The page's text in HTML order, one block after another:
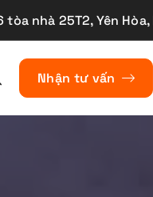
tòa nhà 25T2, Yên Hòa,
Nhận tư vấn